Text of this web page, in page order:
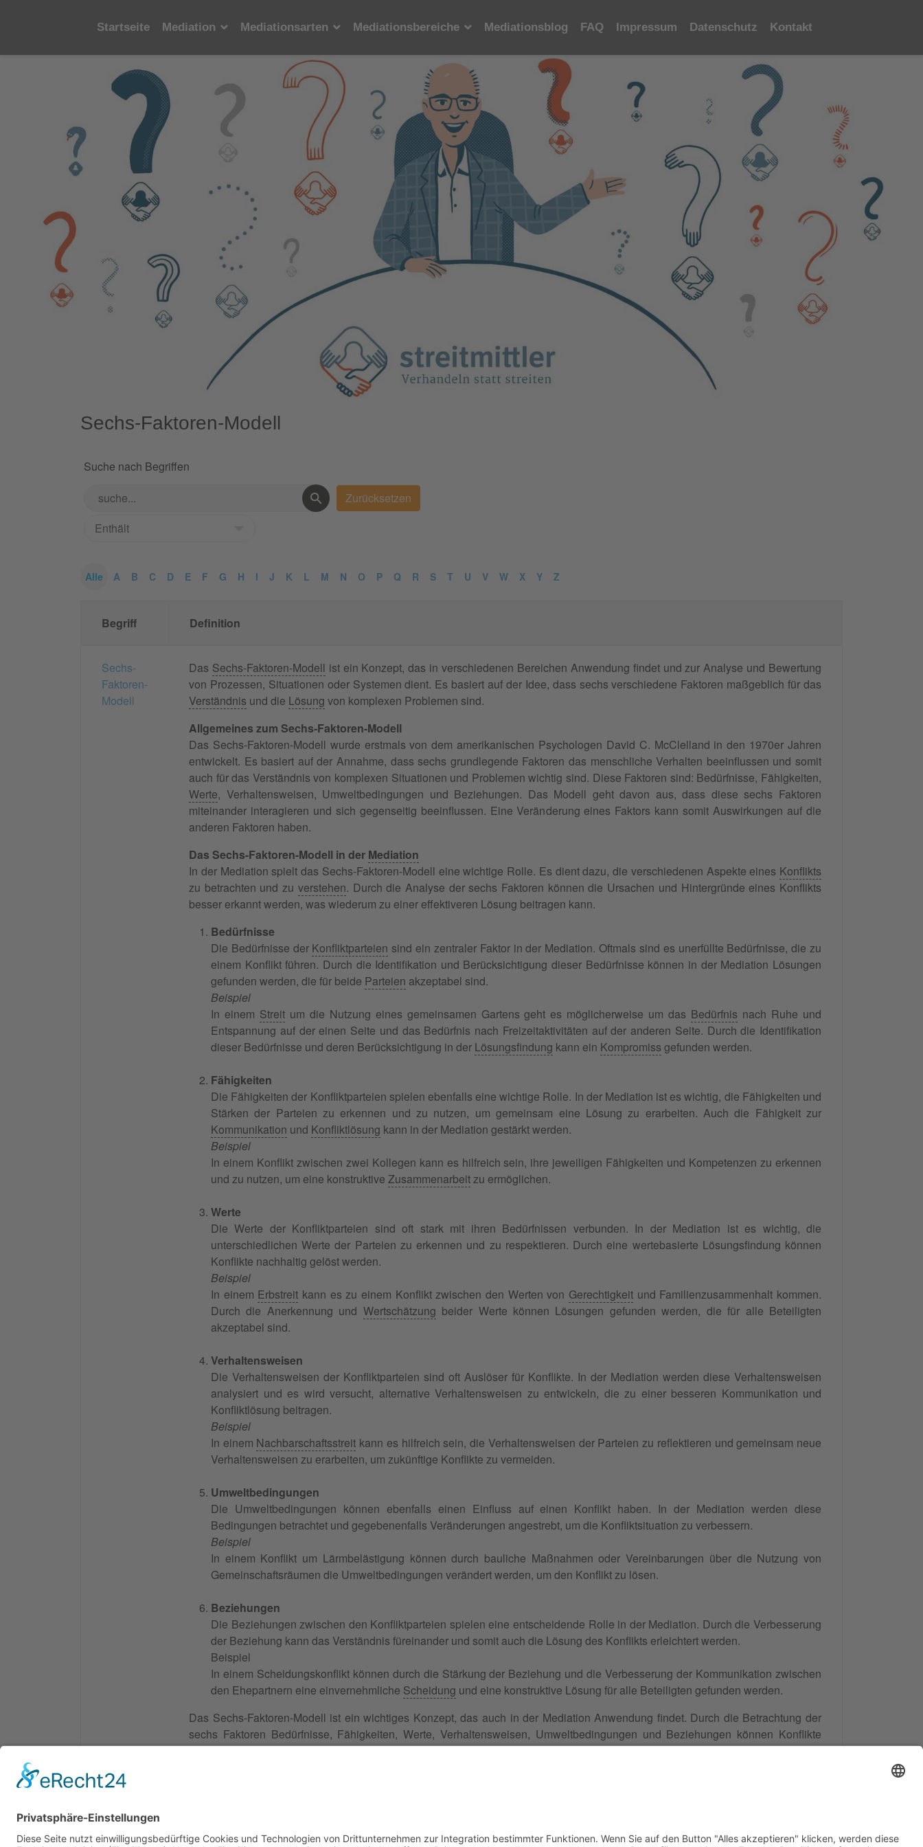
Startseite Mediation Mediationsarten Mediationsbereiche Mediationsblog FAQ Impressum Datenschutz Kontakt
Sechs-Faktoren-Modell
Suche nach Begriffen
Alle A B C D E F G H I J K L M N O P Q R S T U V W X Y Z
Begriff Definition
Sechs-
Faktoren-
Modell
Das Sechs-Faktoren-Modell ist ein Konzept, das in verschiedenen Bereichen Anwendung findet und zur Analyse und Bewertung
von Prozessen, Situationen oder Systemen dient. Es basiert auf der Idee, dass sechs verschiedene Faktoren maßgeblich für das
Verständnis und die Lösung von komplexen Problemen sind.
Allgemeines zum Sechs-Faktoren-Modell
Das Sechs-Faktoren-Modell wurde erstmals von dem amerikanischen Psychologen David C. McClelland in den 1970er Jahren
entwickelt. Es basiert auf der Annahme, dass sechs grundlegende Faktoren das menschliche Verhalten beeinflussen und somit
auch für das Verständnis von komplexen Situationen und Problemen wichtig sind. Diese Faktoren sind: Bedürfnisse, Fähigkeiten,
Werte, Verhaltensweisen, Umweltbedingungen und Beziehungen. Das Modell geht davon aus, dass diese sechs Faktoren
miteinander interagieren und sich gegenseitig beeinflussen. Eine Veränderung eines Faktors kann somit Auswirkungen auf die
anderen Faktoren haben.
Das Sechs-Faktoren-Modell in der Mediation
In der Mediation spielt das Sechs-Faktoren-Modell eine wichtige Rolle. Es dient dazu, die verschiedenen Aspekte eines Konflikts
zu betrachten und zu verstehen. Durch die Analyse der sechs Faktoren können die Ursachen und Hintergründe eines Konflikts
besser erkannt werden, was wiederum zu einer effektiveren Lösung beitragen kann.
Bedürfnisse
Die Bedürfnisse der Konfliktparteien sind ein zentraler Faktor in der Mediation. Oftmals sind es unerfüllte Bedürfnisse, die zu
einem Konflikt führen. Durch die Identifikation und Berücksichtigung dieser Bedürfnisse können in der Mediation Lösungen
gefunden werden, die für beide Parteien akzeptabel sind.
Beispiel
In einem Streitum die Nutzung eines gemeinsamen Gartens geht es möglicherweise um das Bedürfnis nach Ruhe und
Entspannung auf der einen Seite und das Bedürfnis nach Freizeitaktivitäten auf der anderen Seite. Durch die Identifikation
dieser Bedürfnisse und deren Berücksichtigung in der Lösungsfindung kann ein Kompromiss gefunden werden.
Fähigkeiten
Die Fähigkeiten der Konfliktparteien spielen ebenfalls eine wichtige Rolle. In der Mediation ist es wichtig, die Fähigkeiten und
Stärken der Parteien zu erkennen und zu nutzen, um gemeinsam eine Lösung zu erarbeiten. Auch die Fähigkeit zur
Kommunikation und Konfliktlösung kann in der Mediation gestärkt werden.
Beispiel
In einem Konflikt zwischen zwei Kollegen kann es hilfreich sein, ihre jeweiligen Fähigkeiten und Kompetenzen zu erkennen
und zu nutzen, um eine konstruktive Zusammenarbeitzu ermöglichen.
Werte
Die Werte der Konfliktparteien sind oft stark mit ihren Bedürfnissen verbunden. In der Mediation ist es wichtig, die
unterschiedlichen Werte der Parteien zu erkennen und zu respektieren. Durch eine wertebasierte Lösungsfindung können
Konflikte nachhaltig gelöst werden.
Beispiel
In einem Erbstreit kann es zu einem Konflikt zwischen den Werten von Gerechtigkeit und Familienzusammenhalt kommen.
Durch die Anerkennung und Wertschätzung beider Werte können Lösungen gefunden werden, die für alle Beteiligten
akzeptabel sind.
Verhaltensweisen
Die Verhaltensweisen der Konfliktparteien sind oft Auslöser für Konflikte. In der Mediation werden diese Verhaltensweisen
analysiert und es wird versucht, alternative Verhaltensweisen zu entwickeln, die zu einer besseren Kommunikation und
Konfliktlösung beitragen.
Beispiel
In einem Nachbarschaftsstreit kann es hilfreich sein, die Verhaltensweisen der Parteien zu reflektieren und gemeinsam neue
Verhaltensweisen zu erarbeiten, um zukünftige Konflikte zu vermeiden.
Umweltbedingungen
Die Umweltbedingungen können ebenfalls einen Einfluss auf einen Konflikt haben. In der Mediation werden diese
Bedingungen betrachtet und gegebenenfalls Veränderungen angestrebt, um die Konfliktsituation zu verbessern.
Beispiel
In einem Konflikt um Lärmbelästigung können durch bauliche Maßnahmen oder Vereinbarungen über die Nutzung von
Gemeinschaftsräumen die Umweltbedingungen verändert werden, um den Konflikt zu lösen.
Beziehungen
Die Beziehungen zwischen den Konfliktparteien spielen eine entscheidende Rolle in der Mediation. Durch die Verbesserung
der Beziehung kann das Verständnis füreinander und somit auch die Lösung des Konflikts erleichtert werden.
Beispiel
In einem Scheidungskonflikt können durch die Stärkung der Beziehung und die Verbesserung der Kommunikation zwischen
den Ehepartnern eine einvernehmliche Scheidung und eine konstruktive Lösung für alle Beteiligten gefunden werden.
Das Sechs-Faktoren-Modell ist ein wichtiges Konzept, das auch in der Mediation Anwendung findet. Durch die Betrachtung der
sechs Faktoren Bedürfnisse, Fähigkeiten, Werte, Verhaltensweisen, Umweltbedingungen und Beziehungen können Konflikte
besser verstanden und nachhaltige Lösungen gefunden werden. Die Anwendung des Sechs-Faktoren-Modells kann somit zu